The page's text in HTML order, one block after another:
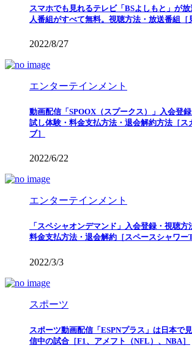
スマホでも見れるテレビ「BSよしもと」が
人番組がすべて無料。視聴方法・放送番組［
2022/8/27
エンターテインメント
動画配信「SPOOX（スプークス）」入会登
試し体験・料金支払方法・退会解約方法［ス
ブ］
2022/6/22
エンターテインメント
「スペシャオンデマンド」入会登録・視聴方
料金支払方法・退会解約［スペースシャワー
2022/3/3
スポーツ
スポーツ動画配信「ESPNプラス」は日本で
信中の試合［F1、アメフト（NFL）、NBA］